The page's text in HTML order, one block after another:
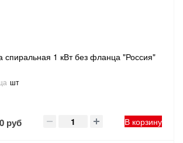
спиральная 1 кВт без фланца "Россия"
шт
руб В корзину